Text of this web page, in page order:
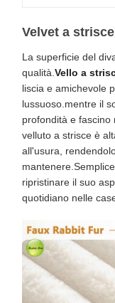
Velvet a
La superficie del
qualità. Vello a
liscia e amichevole
lussuoso.mentre il
profondità e fascino
velluto a strisce è
all'usura,
ripristinare il suo
quotidiano nelle